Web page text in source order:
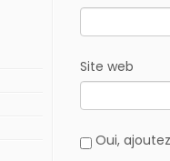
Site web
Oui,